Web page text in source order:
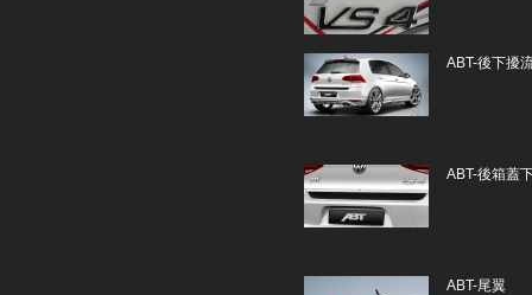
ABT-後下擾
ABT-後箱蓋
ABT-尾翼